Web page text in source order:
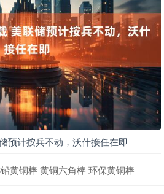
预计按兵不动，沃什接任在即
黄铜棒 黄铜六角棒 环保黄铜棒